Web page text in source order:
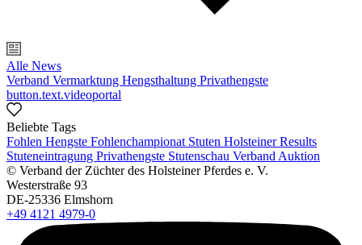
Alle News
Verband Vermarktung Hengsthaltung Privathengste
button.text.videoportal
Beliebte Tags
Fohlen Hengste Fohlenchampionat Stuten Holsteiner Results
Stuteneintragung Privathengste Stutenschau Verband Auktion
© Verband der Züchter des Holsteiner Pferdes e. V.
Westerstraße 93
DE-25336 Elmshorn
+49 4121 4979-0